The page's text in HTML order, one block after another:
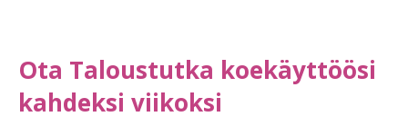
Ota Taloustutka koekäyttöösi
kahdeksi viikoksi